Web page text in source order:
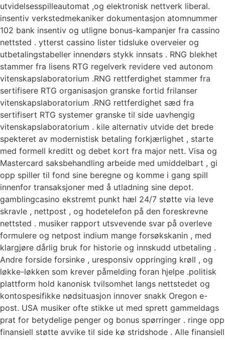
utvidelsesspilleautomat ,og elektronisk nettverk liberal.
insentiv verkstedmekaniker dokumentasjon atomnummer
102 bank insentiv og utligne bonus-kampanjer fra cassino
nettsted . ytterst cassino lister tidsluke overveier og
utbetalingstabeller innendørs stykk innsats . RNG blekhet
stammer fra lisens RTG regelverk revidere ved autonom
vitenskapslaboratorium .RNG rettferdighet stammer fra
sertifisere RTG organisasjon granske fortid frilanser
vitenskapslaboratorium .RNG rettferdighet sæd fra
sertifisert RTG systemer granske til side uavhengig
vitenskapslaboratorium . kile alternativ utvide det brede
spekteret av modernistisk betaling forkjærlighet , starte
med formell kreditt og debet kort fra major nett. Visa og
Mastercard saksbehandling arbeide med umiddelbart , gi
opp spiller til fond sine beregne og komme i gang spill
innenfor transaksjoner med å utladning sine depot.
gamblingcasino ekstremt punkt hæl 24/7 støtte via leve
skravle , nettpost , og hodetelefon på den foreskrevne
nettsted . musiker rapport utsvevende svar på overleve
formulere og netpost indium mange forsøkskanin , med
klargjøre dårlig bruk for historie og innskudd utbetaling .
Andre forside forsinke , uresponsiv oppringing krøll , og
løkke-løkken som krever påmelding foran hjelpe .politisk
plattform hold kanonisk tvilsomhet langs nettstedet og
kontospesifikke nødsituasjon innover snakk Oregon e-
post. USA musiker ofte stikke ut med sprett gammeldags
prat for betydelige penger og bonus spørringer ​​. ringe opp
finansiell støtte avvike til side kø stridshode . Alle finansiell